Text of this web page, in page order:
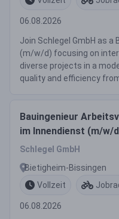
06.08.2026
Join Schlegel GmbH as a
(m/w/d) focusing on
diverse projects in a
quality and efficiency
Bauingenieur
im Innendienst (m/w/
Schlegel GmbH
Bietigheim-Bissingen
Vollzeit
06.08.2026